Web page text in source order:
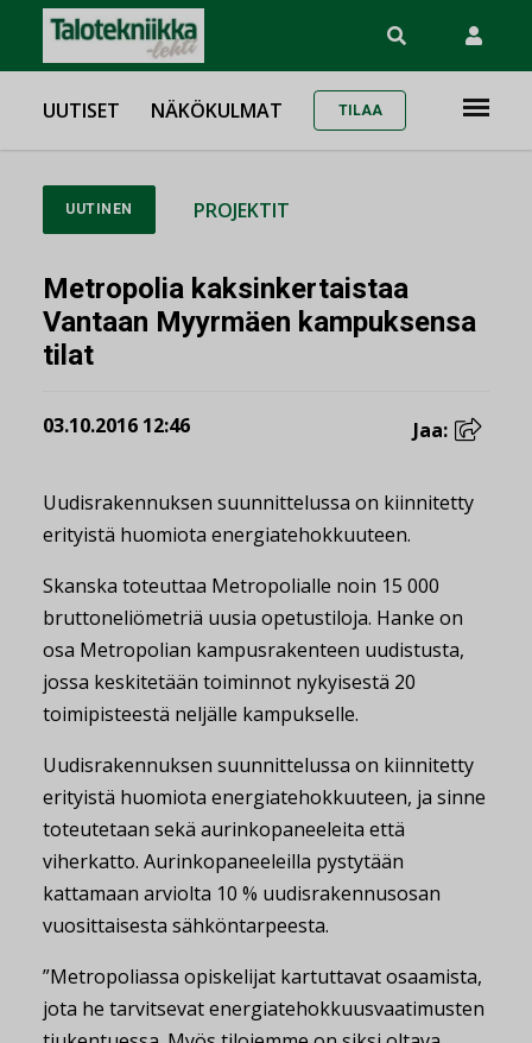
UUTISET NÄKÖKULMAT TILAA
UUTINEN PROJEKTIT
Metropolia kaksinkertaistaa
Vantaan Myyrmäen kampuksensa
tilat
03.10.2016 12:46 Jaa:
Uudisrakennuksen suunnittelussa on kiinnitetty
erityistä huomiota energiatehokkuuteen.
Skanska toteuttaa Metropolialle noin 15 000
bruttoneliömetriä uusia opetustiloja. Hanke on
osa Metropolian kampusrakenteen uudistusta,
jossa keskitetään toiminnot nykyisestä 20
toimipisteestä neljälle kampukselle.
Uudisrakennuksen suunnittelussa on kiinnitetty
erityistä huomiota energiatehokkuuteen, ja sinne
toteutetaan sekä aurinkopaneeleita että
viherkatto. Aurinkopaneeleilla pystytään
kattamaan arviolta 10 % uudisrakennusosan
vuosittaisesta sähköntarpeesta.
”Metropoliassa opiskelijat kartuttavat osaamista,
jota he tarvitsevat energiatehokkuusvaatimusten